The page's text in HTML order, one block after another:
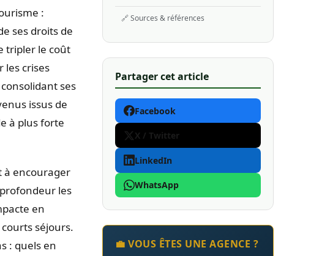
:
ses droits de
tripler le coût
les crises
ses
issus de
à plus forte
à encourager
les
en
séjours.
: quels en
🔗 Sources & références
Partager cet article
Facebook
X / Twitter
LinkedIn
WhatsApp
💼 VOUS ÊTES UNE AGENCE ?